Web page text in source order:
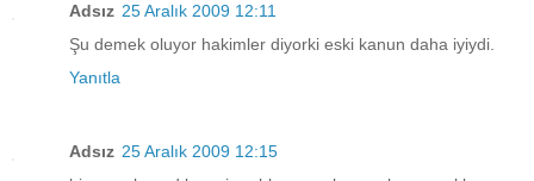
Adsız 25 Aralık 2009 12:11
Şu demek oluyor hakimler diyorki eski kanun daha iyiydi.
Yanıtla
Adsız 25 Aralık 2009 12:15